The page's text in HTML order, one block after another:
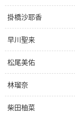
掛橋沙耶香
早川聖来
松尾美佑
林瑠奈
柴田柚菜